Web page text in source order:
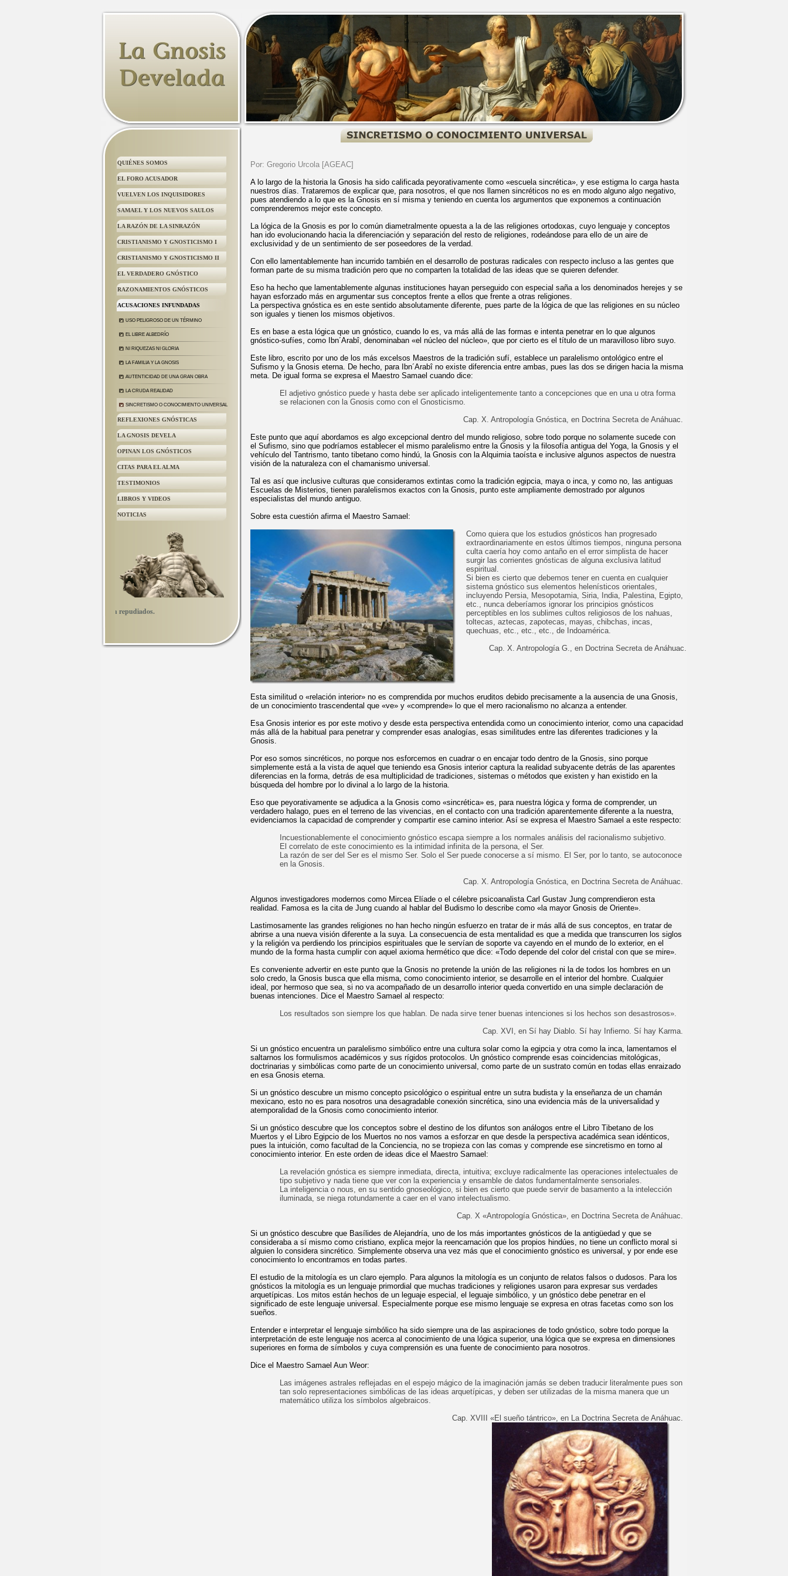
QUIÉNES SOMOS
EL FORO ACUSADOR
VUELVEN LOS INQUISIDORES
SAMAEL Y LOS NUEVOS SAULOS
LA RAZÓN DE LA SINRAZÓN
CRISTIANISMO Y GNOSTICISMO I
CRISTIANISMO Y GNOSTICISMO II
EL VERDADERO GNÓSTICO
RAZONAMIENTOS GNÓSTICOS
ACUSACIONES INFUNDADAS
USO PELIGROSO DE UN TÉRMINO
EL LIBRE ALBEDRÍO
NI RIQUEZAS NI GLORIA
LA FAMILIA Y LA GNOSIS
AUTENTICIDAD DE UNA GRAN OBRA
LA CRUDA REALIDAD
SINCRETISMO O CONOCIMIENTO UNIVERSAL
REFLEXIONES GNÓSTICAS
LA GNOSIS DEVELA
OPINAN LOS GNÓSTICOS
CITAS PARA EL ALMA
TESTIMONIOS
LIBROS Y VIDEOS
NOTICIAS
los hombres nos convierte en repudiados.
Por: Gregorio Urcola [AGEAC]
A lo largo de la historia la Gnosis ha sido calificada peyorativamente como «escuela sincrética», y ese estigma lo carga hasta
nuestros días. Trataremos de explicar que, para nosotros, el que nos llamen sincréticos no es en modo alguno algo negativo,
pues atendiendo a lo que es la Gnosis en sí misma y teniendo en cuenta los argumentos que exponemos a continuación
comprenderemos mejor este concepto.
La lógica de la Gnosis es por lo común diametralmente opuesta a la de las religiones ortodoxas, cuyo lenguaje y conceptos
han ido evolucionando hacia la diferenciación y separación del resto de religiones, rodeándose para ello de un aire de
exclusividad y de un sentimiento de ser poseedores de la verdad.
Con ello lamentablemente han incurrido también en el desarrollo de posturas radicales con respecto incluso a las gentes que
forman parte de su misma tradición pero que no comparten la totalidad de las ideas que se quieren defender.
Eso ha hecho que lamentablemente algunas instituciones hayan perseguido con especial saña a los denominados herejes y se
hayan esforzado más en argumentar sus conceptos frente a ellos que frente a otras religiones.
La perspectiva gnóstica es en este sentido absolutamente diferente, pues parte de la lógica de que las religiones en su núcleo
son iguales y tienen los mismos objetivos.
Es en base a esta lógica que un gnóstico, cuando lo es, va más allá de las formas e intenta penetrar en lo que algunos
gnóstico-sufíes, como Ibn´Arabî, denominaban «el núcleo del núcleo», que por cierto es el título de un maravilloso libro suyo.
Este libro, escrito por uno de los más excelsos Maestros de la tradición sufí, establece un paralelismo ontológico entre el
Sufismo y la Gnosis eterna. De hecho, para Ibn´Arabî no existe diferencia entre ambas, pues las dos se dirigen hacia la misma
meta. De igual forma se expresa el Maestro Samael cuando dice:
El adjetivo gnóstico puede y hasta debe ser aplicado inteligentemente tanto a concepciones que en una u otra forma
se relacionen con la Gnosis como con el Gnosticismo.
Cap. X. Antropología Gnóstica, en Doctrina Secreta de Anáhuac.
Este punto que aquí abordamos es algo excepcional dentro del mundo religioso, sobre todo porque no solamente sucede con
el Sufismo, sino que podríamos establecer el mismo paralelismo entre la Gnosis y la filosofía antigua del Yoga, la Gnosis y el
vehículo del Tantrismo, tanto tibetano como hindú, la Gnosis con la Alquimia taoísta e inclusive algunos aspectos de nuestra
visión de la naturaleza con el chamanismo universal.
Tal es así que inclusive culturas que consideramos extintas como la tradición egipcia, maya o inca, y como no, las antiguas
Escuelas de Misterios, tienen paralelismos exactos con la Gnosis, punto este ampliamente demostrado por algunos
especialistas del mundo antiguo.
Sobre esta cuestión afirma el Maestro Samael:
Como quiera que los estudios gnósticos han progresado
extraordinariamente en estos últimos tiempos, ninguna persona
culta caería hoy como antaño en el error simplista de hacer
surgir las corrientes gnósticas de alguna exclusiva latitud
espiritual.
Si bien es cierto que debemos tener en cuenta en cualquier
sistema gnóstico sus elementos helenísticos orientales,
incluyendo Persia, Mesopotamia, Siria, India, Palestina, Egipto,
etc., nunca deberíamos ignorar los principios gnósticos
perceptibles en los sublimes cultos religiosos de los nahuas,
toltecas, aztecas, zapotecas, mayas, chibchas, incas,
quechuas, etc., etc., etc., de Indoamérica.
Cap. X. Antropología G., en Doctrina Secreta de Anáhuac.
Esta similitud o «relación interior» no es comprendida por muchos eruditos debido precisamente a la ausencia de una Gnosis,
de un conocimiento trascendental que «ve» y «comprende» lo que el mero racionalismo no alcanza a entender.
Esa Gnosis interior es por este motivo y desde esta perspectiva entendida como un conocimiento interior, como una capacidad
más allá de la habitual para penetrar y comprender esas analogías, esas similitudes entre las diferentes tradiciones y la
Gnosis.
Por eso somos sincréticos, no porque nos esforcemos en cuadrar o en encajar todo dentro de la Gnosis, sino porque
simplemente está a la vista de aquel que teniendo esa Gnosis interior captura la realidad subyacente detrás de las aparentes
diferencias en la forma, detrás de esa multiplicidad de tradiciones, sistemas o métodos que existen y han existido en la
búsqueda del hombre por lo divinal a lo largo de la historia.
Eso que peyorativamente se adjudica a la Gnosis como «sincrética» es, para nuestra lógica y forma de comprender, un
verdadero halago, pues en el terreno de las vivencias, en el contacto con una tradición aparentemente diferente a la nuestra,
evidenciamos la capacidad de comprender y compartir ese camino interior. Así se expresa el Maestro Samael a este respecto:
Incuestionablemente el conocimiento gnóstico escapa siempre a los normales análisis del racionalismo subjetivo.
El correlato de este conocimiento es la intimidad infinita de la persona, el Ser.
La razón de ser del Ser es el mismo Ser. Solo el Ser puede conocerse a sí mismo. El Ser, por lo tanto, se autoconoce
en la Gnosis.
Cap. X. Antropología Gnóstica, en Doctrina Secreta de Anáhuac.
Algunos investigadores modernos como Mircea Elíade o el célebre psicoanalista Carl Gustav Jung comprendieron esta
realidad. Famosa es la cita de Jung cuando al hablar del Budismo lo describe como «la mayor Gnosis de Oriente».
Lastimosamente las grandes religiones no han hecho ningún esfuerzo en tratar de ir más allá de sus conceptos, en tratar de
abrirse a una nueva visión diferente a la suya. La consecuencia de esta mentalidad es que a medida que transcurren los siglos
y la religión va perdiendo los principios espirituales que le servían de soporte va cayendo en el mundo de lo exterior, en el
mundo de la forma hasta cumplir con aquel axioma hermético que dice: «Todo depende del color del cristal con que se mire».
Es conveniente advertir en este punto que la Gnosis no pretende la unión de las religiones ni la de todos los hombres en un
solo credo, la Gnosis busca que ella misma, como conocimiento interior, se desarrolle en el interior del hombre. Cualquier
ideal, por hermoso que sea, si no va acompañado de un desarrollo interior queda convertido en una simple declaración de
buenas intenciones. Dice el Maestro Samael al respecto:
Los resultados son siempre los que hablan. De nada sirve tener buenas intenciones si los hechos son desastrosos».
Cap. XVI, en Sí hay Diablo. Sí hay Infierno. Sí hay Karma.
Si un gnóstico encuentra un paralelismo simbólico entre una cultura solar como la egipcia y otra como la inca, lamentamos el
saltarnos los formulismos académicos y sus rígidos protocolos. Un gnóstico comprende esas coincidencias mitológicas,
doctrinarias y simbólicas como parte de un conocimiento universal, como parte de un sustrato común en todas ellas enraizado
en esa Gnosis eterna.
Si un gnóstico descubre un mismo concepto psicológico o espiritual entre un sutra budista y la enseñanza de un chamán
mexicano, esto no es para nosotros una desagradable conexión sincrética, sino una evidencia más de la universalidad y
atemporalidad de la Gnosis como conocimiento interior.
Si un gnóstico descubre que los conceptos sobre el destino de los difuntos son análogos entre el Libro Tibetano de los
Muertos y el Libro Egipcio de los Muertos no nos vamos a esforzar en que desde la perspectiva académica sean idénticos,
pues la intuición, como facultad de la Conciencia, no se tropieza con las comas y comprende ese sincretismo en torno al
conocimiento interior. En este orden de ideas dice el Maestro Samael:
La revelación gnóstica es siempre inmediata, directa, intuitiva; excluye radicalmente las operaciones intelectuales de
tipo subjetivo y nada tiene que ver con la experiencia y ensamble de datos fundamentalmente sensoriales.
La inteligencia o nous, en su sentido gnoseológico, si bien es cierto que puede servir de basamento a la intelección
iluminada, se niega rotundamente a caer en el vano intelectualismo.
Cap. X «Antropología Gnóstica», en Doctrina Secreta de Anáhuac.
Si un gnóstico descubre que Basílides de Alejandría, uno de los más importantes gnósticos de la antigüedad y que se
consideraba a sí mismo como cristiano, explica mejor la reencarnación que los propios hindúes, no tiene un conflicto moral si
alguien lo considera sincrético. Simplemente observa una vez más que el conocimiento gnóstico es universal, y por ende ese
conocimiento lo encontramos en todas partes.
El estudio de la mitología es un claro ejemplo. Para algunos la mitología es un conjunto de relatos falsos o dudosos. Para los
gnósticos la mitología es un lenguaje primordial que muchas tradiciones y religiones usaron para expresar sus verdades
arquetípicas. Los mitos están hechos de un leguaje especial, el leguaje simbólico, y un gnóstico debe penetrar en el
significado de este lenguaje universal. Especialmente porque ese mismo lenguaje se expresa en otras facetas como son los
sueños.
Entender e interpretar el lenguaje simbólico ha sido siempre una de las aspiraciones de todo gnóstico, sobre todo porque la
interpretación de este lenguaje nos acerca al conocimiento de una lógica superior, una lógica que se expresa en dimensiones
superiores en forma de símbolos y cuya comprensión es una fuente de conocimiento para nosotros.
Dice el Maestro Samael Aun Weor:
Las imágenes astrales reflejadas en el espejo mágico de la imaginación jamás se deben traducir literalmente pues son
tan solo representaciones simbólicas de las ideas arquetípicas, y deben ser utilizadas de la misma manera que un
matemático utiliza los símbolos algebraicos.
Cap. XVIII «El sueño tántrico», en La Doctrina Secreta de Anáhuac.